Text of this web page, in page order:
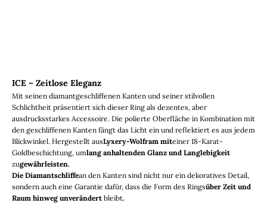
ICE – Zeitlose Eleganz
Mit seinen diamantgeschliffenen Kanten und seiner stilvollen
Schlichtheit präsentiert sich dieser Ring als dezentes, aber
ausdrucksstarkes Accessoire. Die polierte Oberfläche in Kombination mit
den geschliffenen Kanten fängt das Licht ein und reflektiert es aus jedem
Blickwinkel. Hergestellt ausLyxery-Wolfram miteiner 18-Karat-
Goldbeschichtung, umlang anhaltenden Glanz und Langlebigkeit
zugewährleisten.
Die Diamantschliffean den Kanten sind nicht nur ein dekoratives Detail,
sondern auch eine Garantie dafür, dass die Form des Ringsüber Zeit und
Raum hinweg unverändert bleibt.